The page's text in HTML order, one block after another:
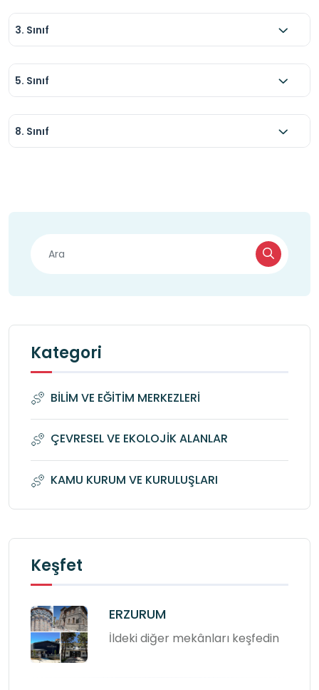
3. Sınıf
5. Sınıf
8. Sınıf
Kategori
BİLİM VE EĞİTİM MERKEZLERİ
ÇEVRESEL VE EKOLOJİK ALANLAR
KAMU KURUM VE KURULUŞLARI
Keşfet
ERZURUM
İldeki diğer mekânları keşfedin